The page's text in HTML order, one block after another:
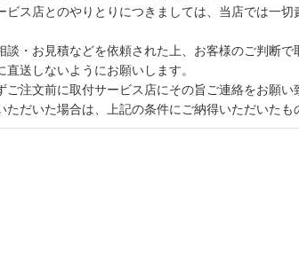
ビス店とのやりとりにつきましては、当店では一
・お見積などを依頼された上、お客様のご判断で
送しないようにお願いします。
注文前に取付サービス店にその旨ご連絡をお願い
だいた場合は、上記の条件にご納得いただいたも